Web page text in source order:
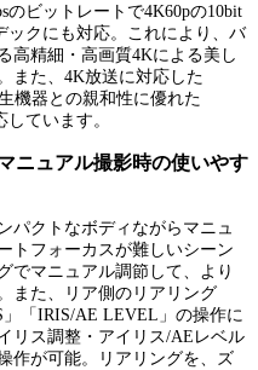
のビットレートで4K60pの10bit
ックにも対応。これにより、バ
高精細・高画質4Kによる美し
また、4K放送に対応した
機器との親和性に優れた
ています。
ニュアル撮影時の使いやす
パクトなボディながらマニュ
トフォーカスが難しいシーン
でマニュアル調節して、より
また、リア側のリアリング
「IRIS/AE LEVEL」の操作に
リス調整・アイリス/AEレベル
作が可能。リアリングを、ズ